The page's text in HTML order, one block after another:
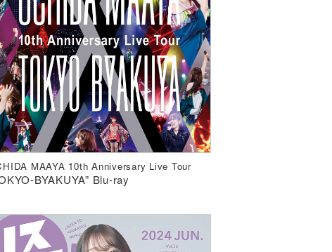
MAAYA 10th Anniversary Live Tour
BYAKUYA” Blu-ray